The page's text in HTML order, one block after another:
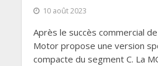
10 août 2023
Après le succès commercial
Motor propose une version
compacte du segment C. La